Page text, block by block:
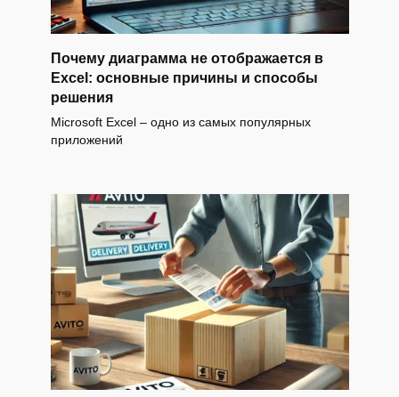
Почему диаграмма не отображается в
Excel: основные причины и способы
решения
Microsoft Excel – одно из самых популярных
приложений